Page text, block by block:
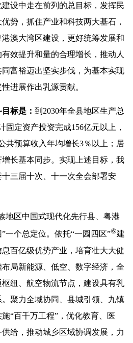
设中走在前列的总目标，发挥民
势，抓住产业和科技两大基石，
澳大湾区建设，更好统筹发展和
效提升和量的合理增长，推动人
富裕迈出坚实步伐，为基本实现
进展作出乳源贡献。
标是： 到2030年全县地区生产总
固定资产投资完成156亿元以上，
共预算收入年均增长3％以上；居
长基本同步。实现上述目标，我
三届十次、十一次全会部署安
区中国式现代化先行县、粤港
一个总定位。依托“一园四区”⑥建
百亿级优势产业，培育壮大大健
局新能源、低空、数字经济，全
纽、航空物流节点，建设具有乳
聚力全域协同、县城引领、九镇
“百千万工程”，优化教育、医
给，推动城乡区域协调发展，力